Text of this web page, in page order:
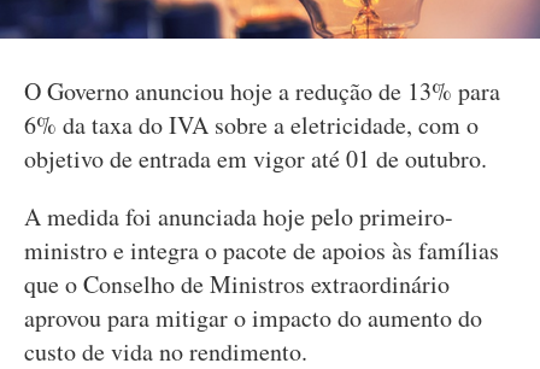
O Governo anunciou hoje a redução de 13% para
6% da taxa do IVA sobre a eletricidade, com o
objetivo de entrada em vigor até 01 de outubro.
A medida foi anunciada hoje pelo primeiro-
ministro e integra o pacote de apoios às famílias
que o Conselho de Ministros extraordinário
aprovou para mitigar o impacto do aumento do
custo de vida no rendimento.